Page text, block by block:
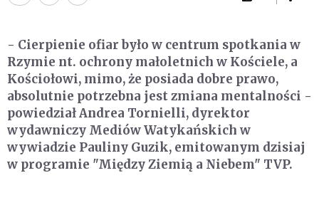
- Cierpienie ofiar było w centrum spotkania w
Rzymie nt. ochrony małoletnich w Kościele, a
Kościołowi, mimo, że posiada dobre prawo,
absolutnie potrzebna jest zmiana mentalności -
powiedział Andrea Tornielli, dyrektor
wydawniczy Mediów Watykańskich w
wywiadzie Pauliny Guzik, emitowanym dzisiaj
w programie "Między Ziemią a Niebem" TVP.